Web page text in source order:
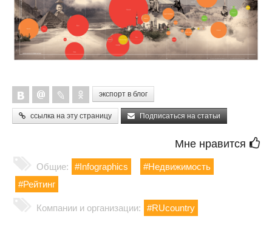
экспорт в блог
ссылка на эту страницу Подписаться на статьи
Мне нравится
Общие: #Infographics
#Недвижимость
#Рейтинг
Компании и организации: #RUcountry